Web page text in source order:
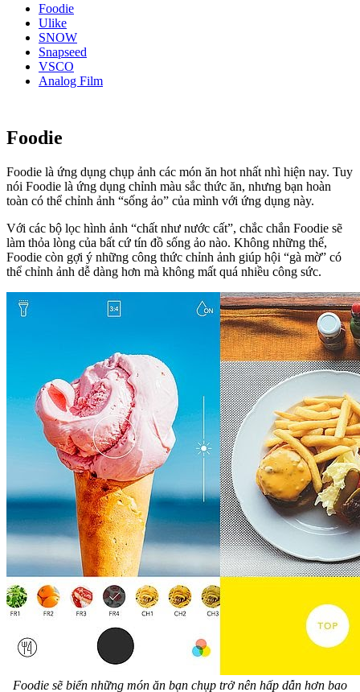
Foodie
Ulike
SNOW
Snapseed
VSCO
Analog Film
Foodie
Foodie là ứng dụng chụp ảnh các món ăn hot nhất nhì hiện nay. Tuy
nói Foodie là ứng dụng chỉnh màu sắc thức ăn, nhưng bạn hoàn
toàn có thể chỉnh ảnh “sống ảo” của mình với ứng dụng này.
Với các bộ lọc hình ảnh “chất như nước cất”, chắc chắn Foodie sẽ
làm thỏa lòng của bất cứ tín đồ sống ảo nào. Không những thế,
Foodie còn gợi ý những công thức chỉnh ảnh giúp hội “gà mờ” có
thể chỉnh ảnh dễ dàng hơn mà không mất quá nhiều công sức.
Foodie sẽ biến những món ăn bạn chụp trở nên hấp dẫn hơn bao